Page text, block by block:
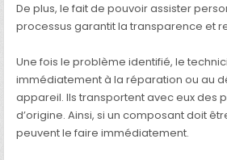
De plus, le fait de pouvoir assister
processus garantit la transparence et
Une fois le problème identifié, le
immédiatement à la réparation ou au
appareil. Ils transportent avec eux des
d’origine. Ainsi, si un composant doit
peuvent le faire immédiatement.